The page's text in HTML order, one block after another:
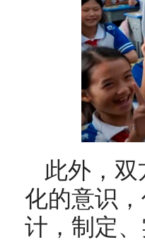
此外，
化的意识
计，制定